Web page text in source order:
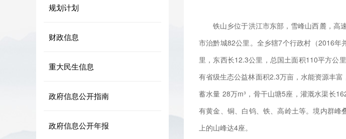
规划计划
财政信息
重大民生信息
政府信息公开指南
政府信息公开年报
铁山乡位于洪江市东部，雪峰山西麓，高
市治黔城82公里。全乡辖7个行政村（2016
里，东西长12.3公里，总国土面积110平方公
有省级生态公益林面积2.3万亩，水能资源丰
蓄水量 28万m³，骨干山塘5座，灌溉水渠长
有黄金、铜、白钨、铁、高岭土等。境内群
上的山峰达4座。